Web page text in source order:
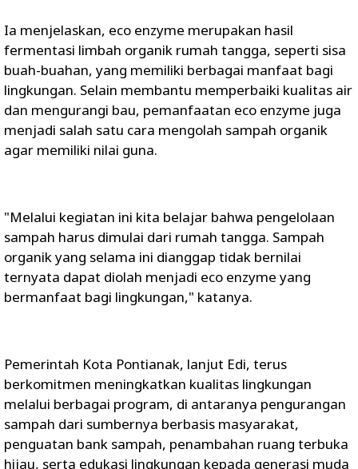
Ia menjelaskan, eco enzyme merupakan hasil
fermentasi limbah organik rumah tangga, seperti sisa
buah-buahan, yang memiliki berbagai manfaat bagi
lingkungan. Selain membantu memperbaiki kualitas air
dan mengurangi bau, pemanfaatan eco enzyme juga
menjadi salah satu cara mengolah sampah organik
agar memiliki nilai guna.
"Melalui kegiatan ini kita belajar bahwa pengelolaan
sampah harus dimulai dari rumah tangga. Sampah
organik yang selama ini dianggap tidak bernilai
ternyata dapat diolah menjadi eco enzyme yang
bermanfaat bagi lingkungan," katanya.
Pemerintah Kota Pontianak, lanjut Edi, terus
berkomitmen meningkatkan kualitas lingkungan
melalui berbagai program, di antaranya pengurangan
sampah dari sumbernya berbasis masyarakat,
penguatan bank sampah, penambahan ruang terbuka
hijau, serta edukasi lingkungan kepada generasi muda